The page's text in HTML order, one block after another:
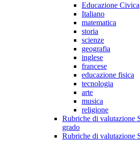
Educazione Civica
Italiano
matematica
storia
scienze
geografia
inglese
francese
educazione fisica
tecnologia
arte
musica
religione
Rubriche di valutazione
grado
Rubriche di valutazione